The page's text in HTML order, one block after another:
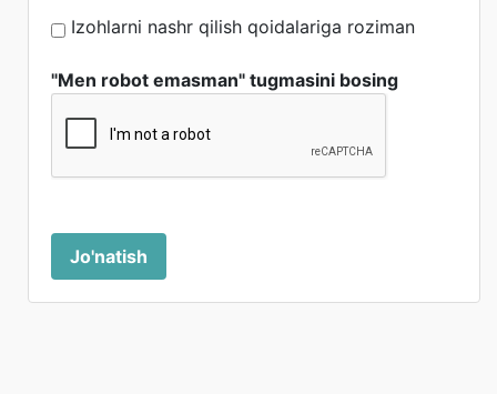
Izohlarni nashr qilish qoidalariga roziman
"Men robot emasman" tugmasini bosing
Jo'natish